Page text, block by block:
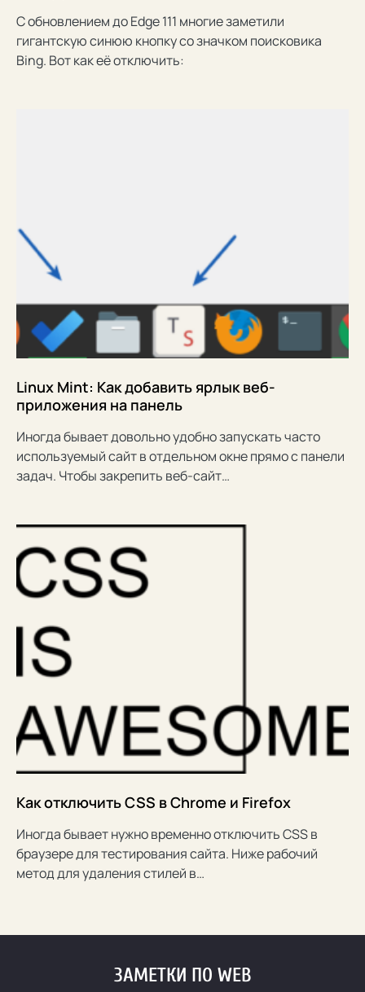
С обновлением до Edge 111 многие заметили
гигантскую синюю кнопку со значком поисковика
Bing. Вот как её отключить:
Linux Mint: Как добавить ярлык веб-
приложения на панель
Иногда бывает довольно удобно запускать часто
используемый сайт в отдельном окне прямо с панели
задач. Чтобы закрепить веб-сайт…
Как отключить CSS в Chrome и Firefox
Иногда бывает нужно временно отключить CSS в
браузере для тестирования сайта. Ниже рабочий
метод для удаления стилей в…
ЗАМЕТКИ ПО WEB